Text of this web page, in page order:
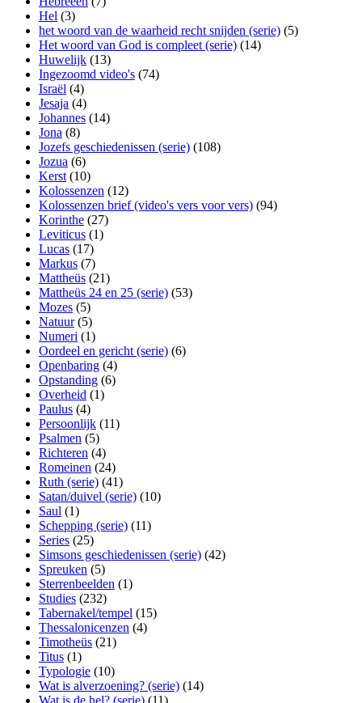
Hel (3)
het woord van de waarheid recht snijden (serie) (5)
Het woord van God is compleet (serie) (14)
Huwelijk (13)
Ingezoomd video's (74)
Israël (4)
Jesaja (4)
Johannes (14)
Jona (8)
Jozefs geschiedenissen (serie) (108)
Jozua (6)
Kerst (10)
Kolossenzen (12)
Kolossenzen brief (video's vers voor vers) (94)
Korinthe (27)
Leviticus (1)
Lucas (17)
Markus (7)
Mattheüs (21)
Mattheüs 24 en 25 (serie) (53)
Mozes (5)
Natuur(5)
Numeri (1)
Oordeel en gericht (serie) (6)
Openbaring (4)
Opstanding (6)
Overheid (1)
Paulus (4)
Persoonlijk (11)
Psalmen (5)
Richteren (4)
Romeinen (24)
Ruth (serie) (41)
Satan/duivel (serie) (10)
Saul (1)
Schepping (serie) (11)
Series (25)
Simsons geschiedenissen (serie) (42)
Spreuken (5)
Sterrenbeelden (1)
Studies (232)
Tabernakel/tempel (15)
Thessalonicenzen (4)
Timotheüs (21)
Titus (1)
Typologie (10)
Wat is alverzoening? (serie) (14)
Wat is de hel? (serie) (11)